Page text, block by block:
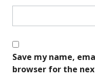
Save my name,
browser for the